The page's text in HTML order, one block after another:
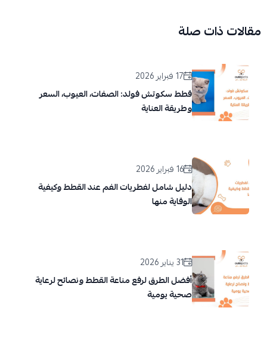
مقالات ذات صلة
17 فبراير 2026
قطط سكوتش فولد: الصفات، العيوب، السعر
وطريقة العناية
16 فبراير 2026
دليل شامل لفطريات الفم عند القطط وكيفية
الوقاية منها
31 يناير 2026
أفضل الطرق لرفع مناعة القطط ونصائح لرعاية
صحية يومية